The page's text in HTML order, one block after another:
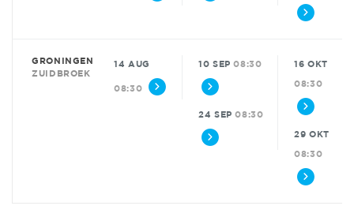
GRONINGEN
ZUIDBROEK
14 AUG
08:30
10 SEP 08:30
24 SEP 08:30
16 OKT
08:30
29 OKT
08:30